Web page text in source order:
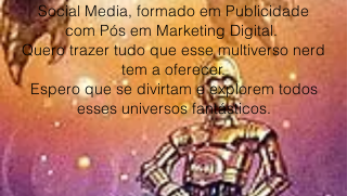
Social Media, formado em Publicidade
com Pós em Marketing Digital.
Quero trazer tudo que esse multiverso nerd
tem a oferecer.
Espero que se divirtam e explorem todos
esses universos fantásticos.